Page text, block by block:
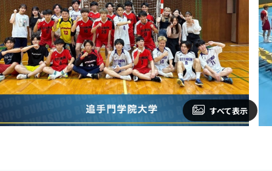
すべて表示